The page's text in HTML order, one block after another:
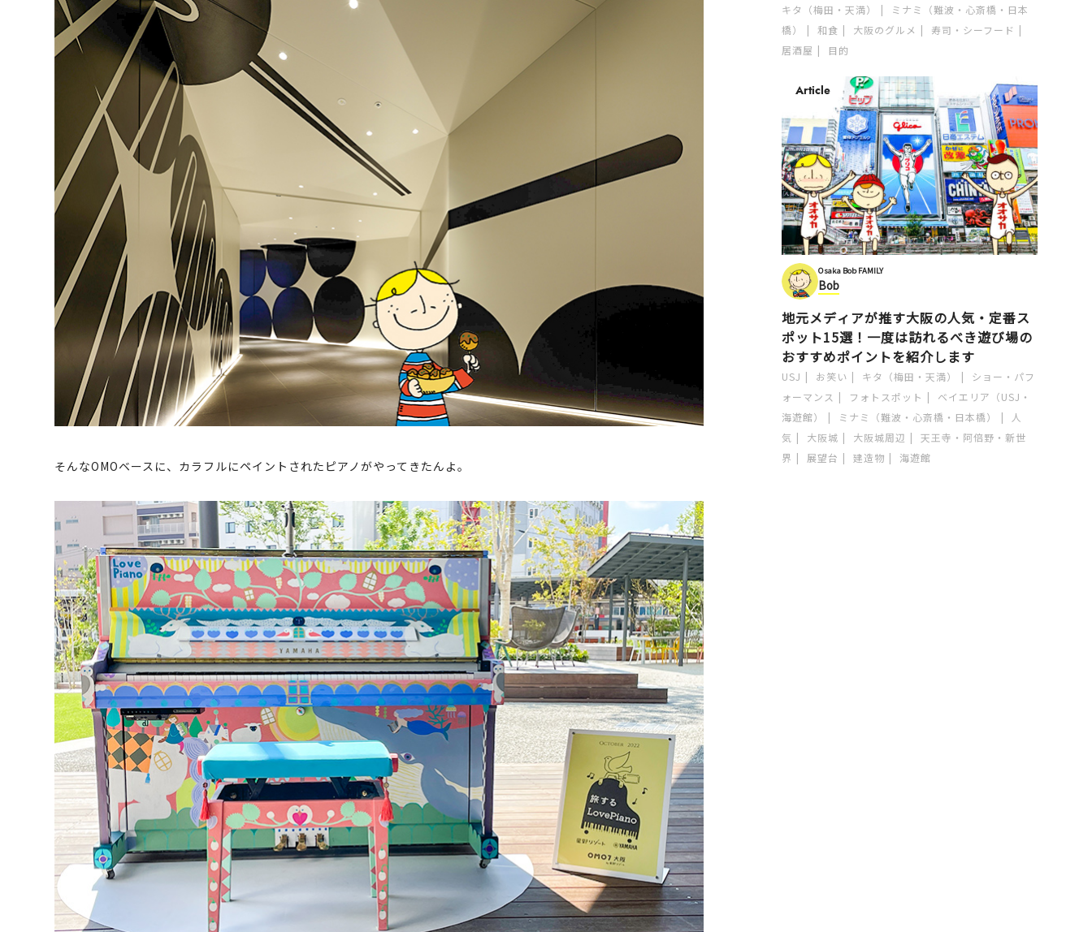
そんなOMOベースに、カラフルにペイントされたピアノがやってきたんよ。
キタ（梅田・天満）
ミナミ（難波・心斎橋・日本
橋）
和食 大阪のグルメ
寿司・シーフード
居酒屋
目的
Article
Osaka Bob FAMILY
Bob
地元メディアが推す大阪の人気・定番ス
ポット15選！一度は訪れるべき遊び場の
おすすめポイントを紹介します
USJ お笑い キタ（梅田・天満）
ショー・パフ
ォーマンス
フォトスポット
ベイエリア（USJ・
海遊館）
ミナミ（難波・心斎橋・日本橋）
人
気
大阪城 大阪城周辺
天王寺・阿倍野・新世
界
展望台 建造物 海遊館